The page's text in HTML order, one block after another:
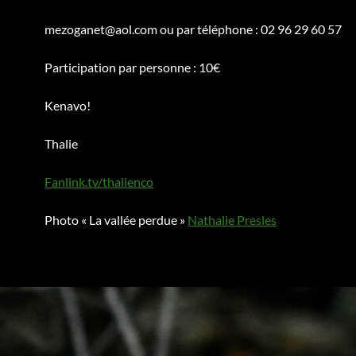
mezoganet@aol.com ou par téléphone : 02 96 29 60 57
Participation par personne : 10€
Kenavo!
Thalie
Fanlink.tv/thalienco
Photo « La vallée perdue » Nathalie Presles